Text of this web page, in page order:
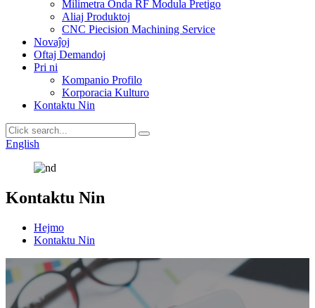
Milimetra Onda RF Modula Pretigo
Aliaj Produktoj
CNC Piecision Machining Service
Novaĵoj
Oftaj Demandoj
Pri ni
Kompanio Profilo
Korporacia Kulturo
Kontaktu Nin
English
Kontaktu Nin
Hejmo
Kontaktu Nin